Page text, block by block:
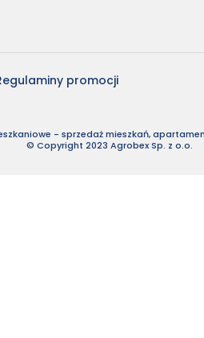
promocji
- sprzedaż mieszkań,
© Copyright 2023 Agrobex Sp. z o.o.